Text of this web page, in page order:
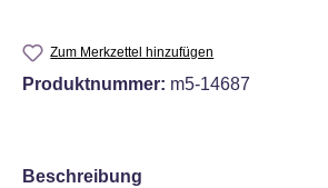
Zum Merkzettel hinzufügen
Produktnummer: m5-14687
Beschreibung